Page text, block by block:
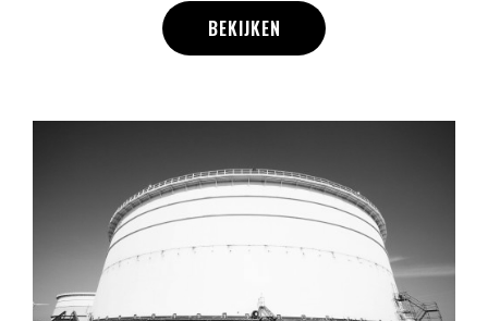
BEKIJKEN